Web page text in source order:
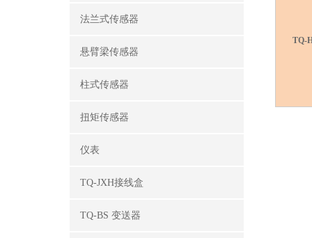
法兰式传感器
悬臂梁传感器
柱式传感器
扭矩传感器
仪表
TQ-JXH接线盒
TQ-BS 变送器
TQ-